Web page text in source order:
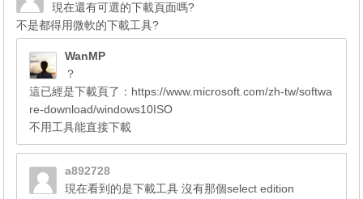
現在還有可選的下載頁面嗎?
不是都得用微軟的下載工具?
WanMP
？
這已經是下載頁了：https://www.microsoft.com/zh-tw/softwa
re-download/windows10ISO
不用工具能直接下載
a892728
現在看到的是下載工具 沒有那個select edition